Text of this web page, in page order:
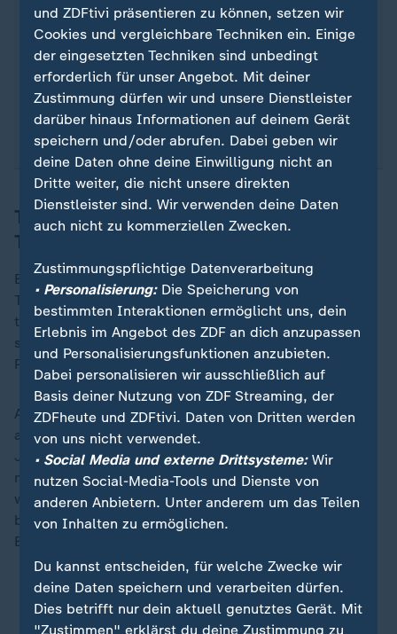
Zu den G20- Ländern gehörenArgentinien,
Australien,Brasilien, Kanada,China,Frankreich,
Deutschland,Indien, Indonesien,Italien,Japan
Mexiko,Russland, Saudi-Arabien,Südafrika
Südkorea, dieTürkei ,Großbritannienund dieUSA
sowie die EU und die AU.
Trump droht mit Boykott des G20-
Treffens
BundeskanzlerFriedrich Merz(CDU) plant, an dem
Treffen am 22. und 23. November
teilzunehmen. Russlands Präsident Wladimir Putin
schickt dagegen den stellvertretenden Leiter der
Präsidialverwaltung, Maxim Oreschkin.
Auch US-Präsident Donald Trump hat seine Teilnahme
abgesagt und wollte sich eigentlich von Vizepräsident
JD Vance vertreten lassen. Kürzlich drohte er jedoch
mit einem Boykott des Gipfels - weil inSüdafrika
weiße Bauern getötet und ihr Land illegal
beschlagnahmt würden, wie Trump behauptete.
Beweise legte er dafür nicht vor.
G20-Gipfel: Trump droht Südafrika mit Boykott
Südafrika im Handelsstreit: Aufgewacht ohne
und ZDFtivi präsentieren zu können, setzen wir
Cookies und vergleichbare Techniken ein. Einige
der eingesetzten Techniken sind unbedingt
erforderlich für unser Angebot. Mit deiner
Zustimmung dürfen wir und unsere Dienstleister
darüber hinaus Informationen auf deinem Gerät
speichern und/oder abrufen. Dabei geben wir
deine Daten ohne deine Einwilligung nicht an
Dritte weiter, die nicht unsere direkten
Dienstleister sind. Wir verwenden deine Daten
auch nicht zu kommerziellen Zwecken.
Zustimmungspflichtige Datenverarbeitung
• Personalisierung:Die Speicherung von
bestimmten Interaktionen ermöglicht uns, dein
Erlebnis im Angebot des ZDF an dich anzupassen
und Personalisierungsfunktionen anzubieten.
Dabei personalisieren wir ausschließlich auf
Basis deiner Nutzung von ZDF Streaming, der
ZDFheute und ZDFtivi. Daten von Dritten werden
von uns nicht verwendet.
• Social Media und externe Drittsysteme:Wir
nutzen Social-Media-Tools und Dienste von
anderen Anbietern. Unter anderem um das Teilen
von Inhalten zu ermöglichen.
Du kannst entscheiden, für welche Zwecke wir
deine Daten speichern und verarbeiten dürfen.
Dies betrifft nur dein aktuell genutztes Gerät. Mit
"Zustimmen" erklärst du deine Zustimmung zu